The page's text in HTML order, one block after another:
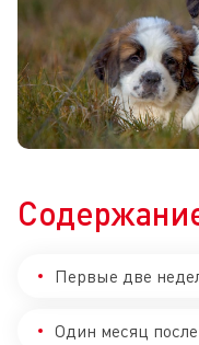
Первые две
Один месяц